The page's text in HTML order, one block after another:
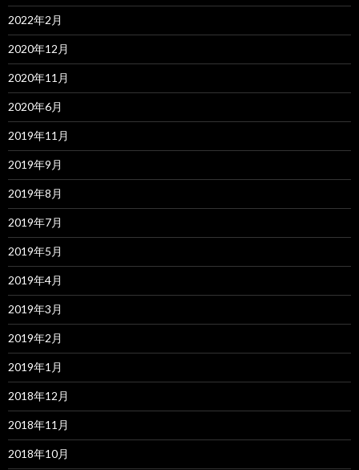
2022年2月
2020年12月
2020年11月
2020年6月
2019年11月
2019年9月
2019年8月
2019年7月
2019年5月
2019年4月
2019年3月
2019年2月
2019年1月
2018年12月
2018年11月
2018年10月